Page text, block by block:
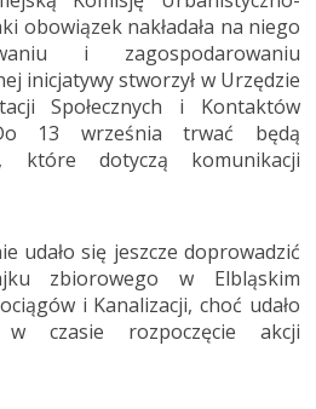
obowiązek nakładała na niego
i zagospodarowaniu
inicjatywy stworzył w Urzędzie
Społecznych i Kontaktów
13 września trwać będą
które dotyczą komunikacji
udało się jeszcze doprowadzić
zbiorowego w Elbląskim
i Kanalizacji, choć udało
czasie rozpoczęcie akcji